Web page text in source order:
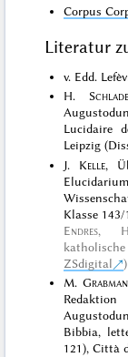
Corpus
Literatur
v. Edd.
H.
Lucidaire
Leipzig
J. Kelle,
Klasse
Endres,
ZSdigital
)
M.
Bibbia,
121), Città